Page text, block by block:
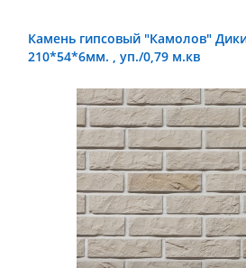
Камень гипсовый "Камолов"
210*54*6мм. , уп./0,79 м.кв